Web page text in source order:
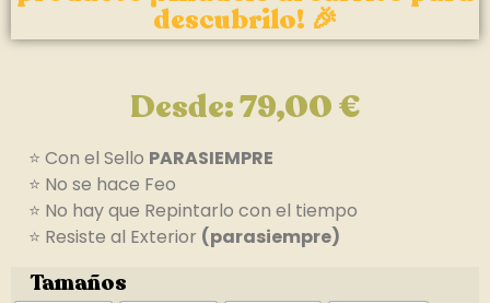
descubrilo! 🎉
Desde:79,00€
⭐ Con el Sello PARASIEMPRE
⭐ No se hace Feo
⭐ No hay que Repintarlo con el tiempo
⭐ Resiste al Exterior (parasiempre)
Tamaños